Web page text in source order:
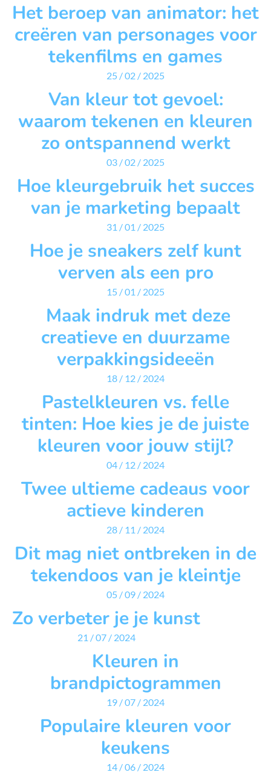
Het beroep van animator: het
creëren van personages voor
tekenfilms en games
25 / 02 / 2025
Van kleur tot gevoel:
waarom tekenen en kleuren
zo ontspannend werkt
03 / 02 / 2025
Hoe kleurgebruik het succes
van je marketing bepaalt
31 / 01 / 2025
Hoe je sneakers zelf kunt
verven als een pro
15 / 01 / 2025
Maak indruk met deze
creatieve en duurzame
verpakkingsideeën
18 / 12 / 2024
Pastelkleuren vs. felle
tinten: Hoe kies je de juiste
kleuren voor jouw stijl?
04 / 12 / 2024
Twee ultieme cadeaus voor
actieve kinderen
28 / 11 / 2024
Dit mag niet ontbreken in de
tekendoos van je kleintje
05 / 09 / 2024
Zo verbeter je je kunst
21 / 07 / 2024
Kleuren in
brandpictogrammen
19 / 07 / 2024
Populaire kleuren voor
keukens
14 / 06 / 2024